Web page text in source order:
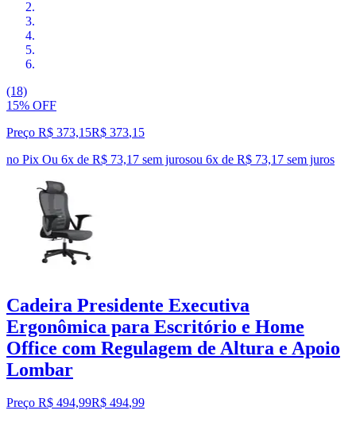
(18)
15% OFF
Preço R$ 373,15R$ 373,15
no Pix Ou 6x de R$ 73,17 sem jurosou 6x de R$ 73,17 sem juros
Cadeira Presidente Executiva
Ergonômica para Escritório e Home
Office com Regulagem de Altura e Apoio
Lombar
Preço R$ 494,99R$ 494,99